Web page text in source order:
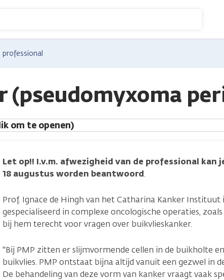
professional
(pseudomyxoma
om te openen)
Let op!! I.v.m. afwezigheid van de professional kan
18 augustus worden beantwoord.
Prof. Ignace de Hingh van het Catharina Kanker Instituut
gespecialiseerd in complexe oncologische operaties, zoals
bij hem terecht voor vragen over buikvlieskanker.
"Bij PMP zitten er slijmvormende cellen in de buikholte
buikvlies. PMP ontstaat bijna altijd vanuit een gezwel in
De behandeling van deze vorm van kanker vraagt vaak